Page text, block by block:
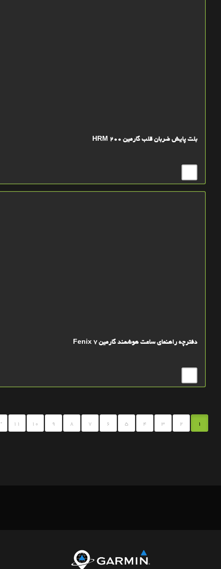
بلت پایش ضربان قلب گارمین HRM 200
دفترچه راهنمای ساعت هوشمند گارمین Fenix 7
1
2
3
4
5
6
7
8
9
10
11